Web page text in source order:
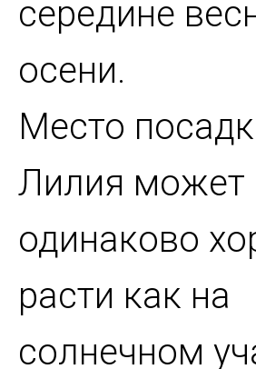
середине
осени.
Место
Лилия может
одинаково
расти как на
солнечном